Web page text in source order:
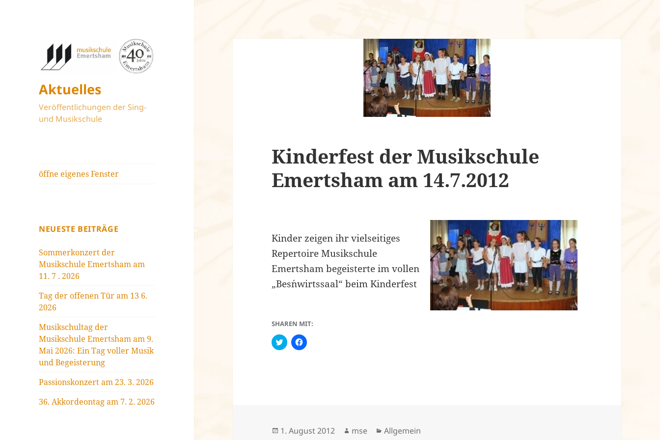
Aktuelles
Veröffentlichungen der Sing-
und Musikschule
öffne eigenes Fenster
NEUESTE BEITRÄGE
Sommerkonzert der
Musikschule Emertsham am
11. 7 . 2026
Tag der offenen Tür am 13 6.
2026
Musikschultag der
Musikschule Emertsham am 9.
Mai 2026: Ein Tag voller Musik
und Begeisterung
Passionskonzert am 23. 3. 2026
36. Akkordeontag am 7. 2. 2026
Kinderfest der Musikschule
Emertsham am 14.7.2012
Kinder zeigen ihr vielseitiges
Repertoire Musikschule
Emertsham begeisterte im vollen
„Bes´nwirtssaal“ beim Kinderfest
SHAREN MIT:
C
l
w
K
l
e
b
Veröffentlicht
1. August 2012 Autor
mse Kategorien
Allgemein